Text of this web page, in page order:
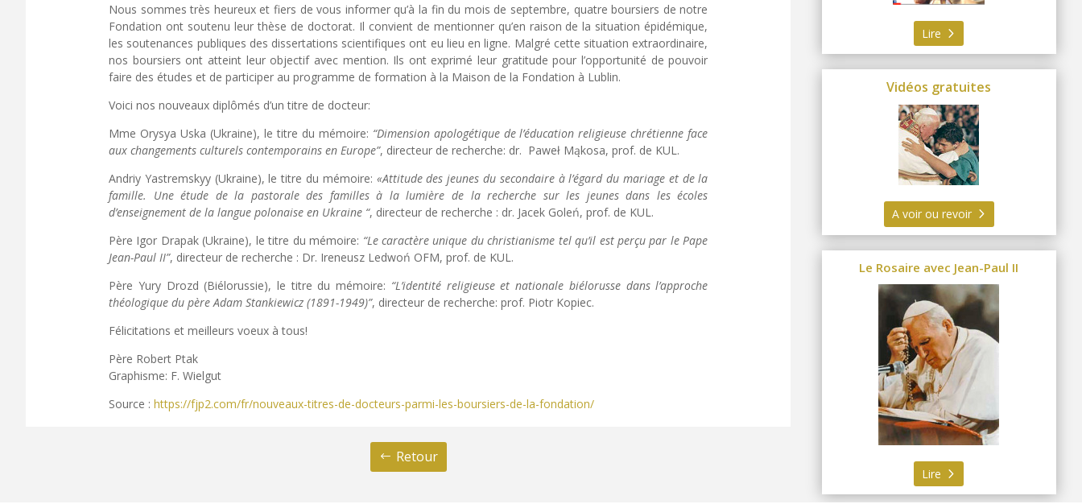
Nous sommes très heureux et fiers de vous informer qu’à la fin du mois de septembre, quatre boursiers de notre
Fondation ont soutenu leur thèse de doctorat. Il convient de mentionner qu’en raison de la situation épidémique,
les soutenances publiques des dissertations scientifiques ont eu lieu en ligne. Malgré cette situation extraordinaire,
nos boursiers ont atteint leur objectif avec mention. Ils ont exprimé leur gratitude pour l’opportunité de pouvoir
faire des études et de participer au programme de formation à la Maison de la Fondation à Lublin.
Voici nos nouveaux diplômés d’un titre de docteur:
Mme Orysya Uska (Ukraine), le titre du mémoire: “Dimension apologétique de l’éducation religieuse chrétienne face
aux changements culturels contemporains en Europe”, directeur de recherche: dr. Paweł Mąkosa, prof. de KUL.
Andriy Yastremskyy (Ukraine), le titre du mémoire: «Attitude des jeunes du secondaire à l’égard du mariage et de la
famille. Une étude de la pastorale des familles à la lumière de la recherche sur les jeunes dans les écoles
d’enseignement de la langue polonaise en Ukraine “, directeur de recherche : dr. Jacek Goleń, prof. de KUL.
Père Igor Drapak (Ukraine), le titre du mémoire: “Le caractère unique du christianisme tel qu’il est perçu par le Pape
Jean-Paul II”, directeur de recherche : Dr. Ireneusz Ledwoń OFM, prof. de KUL.
Père Yury Drozd (Biélorussie), le titre du mémoire: “L’identité religieuse et nationale biélorusse dans l’approche
théologique du père Adam Stankiewicz (1891-1949)”, directeur de recherche: prof. Piotr Kopiec.
Félicitations et meilleurs voeux à tous!
Père Robert Ptak
Graphisme: F. Wielgut
Source :https://fjp2.com/fr/nouveaux-titres-de-docteurs-parmi-les-boursiers-de-la-fondation/
Retour
Lire
Vidéos gratuites
A voir ou revoir
Le Rosaire avec Jean-Paul II
Lire